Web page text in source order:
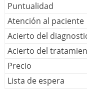
Puntualidad
Atención al paciente
Acierto del
Acierto del
Precio
Lista de espera